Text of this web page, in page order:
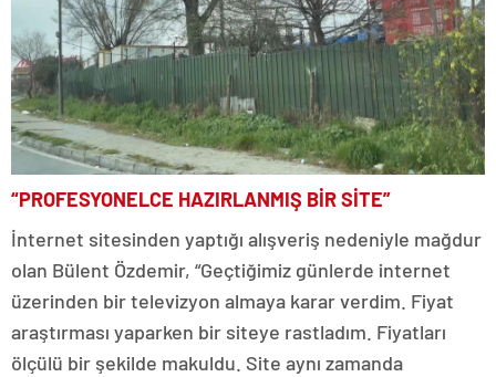
“PROFESYONELCE HAZIRLANMIŞ BİR SİTE”
İnternet sitesinden yaptığı alışveriş nedeniyle mağdur
olan Bülent Özdemir, “Geçtiğimiz günlerde internet
üzerinden bir televizyon almaya karar verdim. Fiyat
araştırması yaparken bir siteye rastladım. Fiyatları
ölçülü bir şekilde makuldu. Site aynı zamanda